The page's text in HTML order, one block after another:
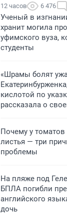
12 часов 6 476
Ученый в
хранит могила
уфимского вуза,
студенты
«Шрамы болят
кислотой по
рассказала о
Почему у томатов
листья — три
проблемы
На пляже под
БПЛА погибли
английского
дочь